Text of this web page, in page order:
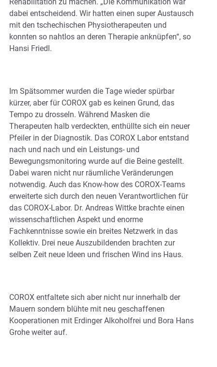
dabei entscheidend. Wir hatten einen super Austausch
mit den tschechischen Physiotherapeuten und
konnten so nahtlos an deren Therapie anknüpfen“, so
Hansi Friedl.
Im Spätsommer wurden die Tage wieder spürbar
kürzer, aber für COROX gab es keinen Grund, das
Tempo zu drosseln. Während Masken die
Therapeuten halb verdeckten, enthüllte sich ein neuer
Pfeiler in der Diagnostik. Das COROX Labor entstand
nach und nach und ein Leistungs- und
Bewegungsmonitoring wurde auf die Beine gestellt.
Dabei waren nicht nur räumliche Veränderungen
notwendig. Auch das Know-how des COROX-Teams
erweiterte sich durch den neuen Verantwortlichen für
das COROX-Labor. Dr. Andreas Wittke brachte einen
wissenschaftlichen Aspekt und enorme
Fachkenntnisse sowie ein breites Netzwerk in das
Kollektiv. Drei neue Auszubildenden brachten zur
selben Zeit neue Ideen und frischen Wind ins Haus.
COROX entfaltete sich aber nicht nur innerhalb der
Mauern sondern blühte mit neu geschaffenen
Kooperationen mit Erdinger Alkoholfrei und Bora Hans
Grohe weiter auf.